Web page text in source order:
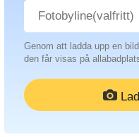
Genom att ladda upp en
den får visas på